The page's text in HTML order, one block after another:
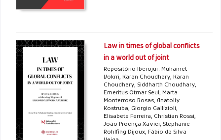
Law in times of global conflicts
in a world out of joint
Repositório Iberojur; Muhamet
Vokrri, Karan Choudhary, Karan
Choudhary, Siddharth Choudhary,
Emeritus Otmar Seul, Marta
Monterroso Rosas, Anatoliy
Kostruba, Giorgio Gallizioli,
Elisabete Ferreira, Christian Rossi,
João Proença Xavier, Stephanie
Rohlfing Dijoux, Fábio da Silva